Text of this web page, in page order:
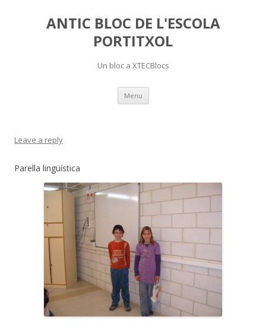
ANTIC BLOC DE L'ESCOLA
PORTITXOL
Un bloc a XTECBlocs
Menu Skip
content
Leave a reply
Parella lingüística